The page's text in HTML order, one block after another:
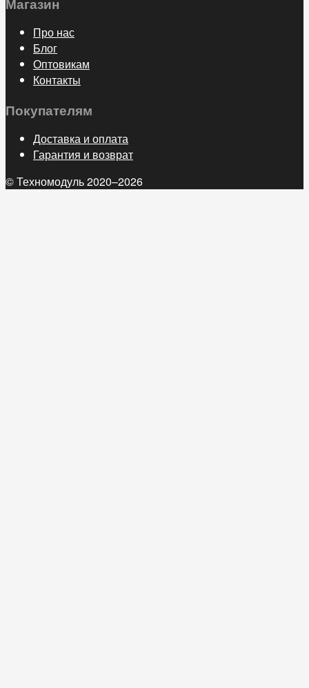
Магазин
Про нас
Блог
Оптовикам
Контакты
Покупателям
Доставка и оплата
Гарантия и возврат
© Техномодуль 2020–2026